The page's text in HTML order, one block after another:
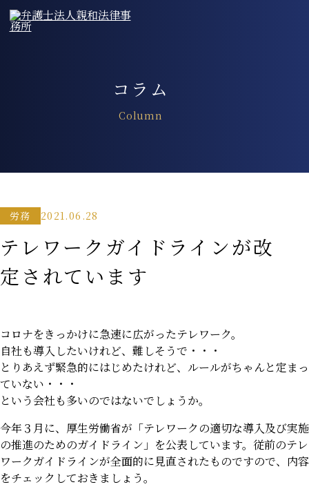
コラム
Column
労務 2021.06.28
テレワークガイドラインが改
定されています
コロナをきっかけに急速に広がったテレワーク。
自社も導入したいけれど、難しそうで・・・
とりあえず緊急的にはじめたけれど、ルールがちゃんと定まっ
ていない・・・
という会社も多いのではないでしょうか。
今年３月に、厚生労働省が「テレワークの適切な導入及び実施
の推進のためのガイドライン」を公表しています。従前のテレ
ワークガイドラインが全面的に見直されたものですので、内容
をチェックしておきましょう。